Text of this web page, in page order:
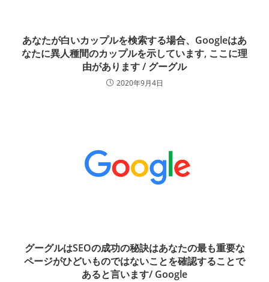
あなたが白いカップルを検索する場合、Googleはあ
なたに異人種間のカップルを示しています, ここに理
由があります / グーグル
2020年9月4日
グーグルはSEOの成功の秘訣はあなたの最も重要な
ページがひどいものではないことを確認することで
あると言います/ Google